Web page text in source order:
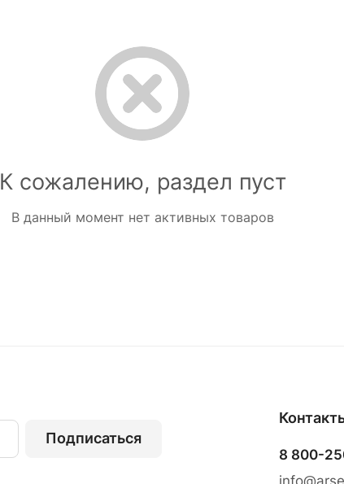
К сожалению, раздел пуст
В данный момент нет активных товаров
Подписаться
8 800-